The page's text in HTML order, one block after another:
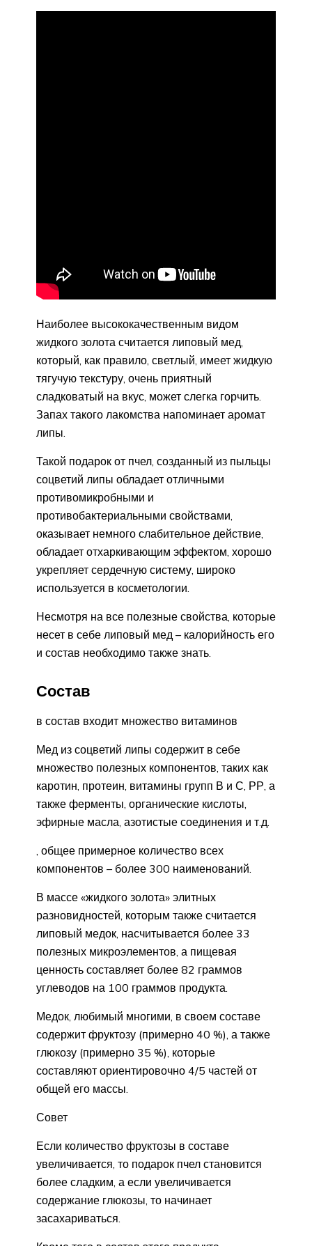
Наиболее высококачественным видом
жидкого золота считается липовый мед,
который, как правило, светлый, имеет жидкую
тягучую текстуру, очень приятный
сладковатый на вкус, может слегка горчить.
Запах такого лакомства напоминает аромат
липы.
Такой подарок от пчел, созданный из пыльцы
соцветий липы обладает отличными
противомикробными и
противобактериальными свойствами,
оказывает немного слабительное действие,
обладает отхаркивающим эффектом, хорошо
укрепляет сердечную систему, широко
используется в косметологии.
Несмотря на все полезные свойства, которые
несет в себе липовый мед – калорийность его
и состав необходимо также знать.
Состав
в состав входит множество витаминов
Мед из соцветий липы содержит в себе
множество полезных компонентов, таких как
каротин, протеин, витамины групп В и С, РР, а
также ферменты, органические кислоты,
эфирные масла, азотистые соединения и т.д.
, общее примерное количество всех
компонентов – более 300 наименований.
В массе «жидкого золота» элитных
разновидностей, которым также считается
липовый медок, насчитывается более 33
полезных микроэлементов, а пищевая
ценность составляет более 82 граммов
углеводов на 100 граммов продукта.
Медок, любимый многими, в своем составе
содержит фруктозу (примерно 40 %), а также
глюкозу (примерно 35 %), которые
составляют ориентировочно 4/5 частей от
общей его массы.
Совет
Если количество фруктозы в составе
увеличивается, то подарок пчел становится
более сладким, а если увеличивается
содержание глюкозы, то начинает
засахариваться.